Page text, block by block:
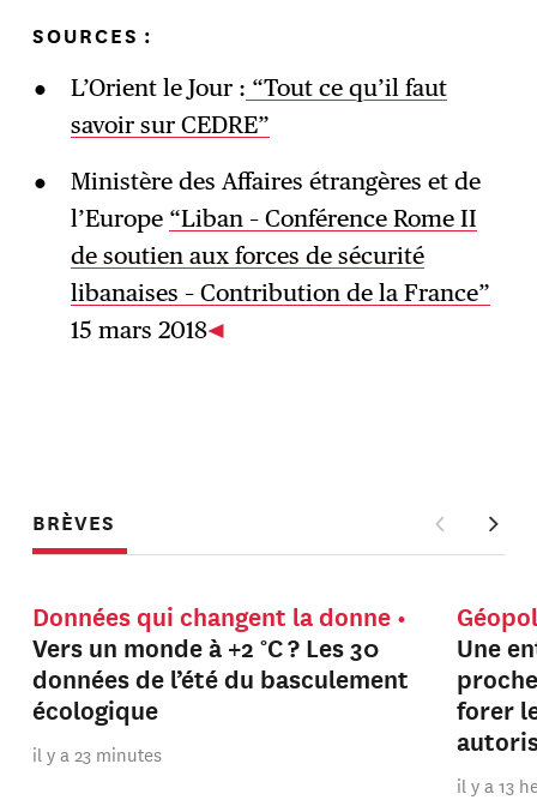
SOURCES :
L’Orient le Jour : “Tout ce qu’il faut
savoir sur CEDRE”
Ministère des Affaires étrangères et de
l’Europe “Liban – Conférence Rome II
de soutien aux forces de sécurité
libanaises – Contribution de la France”
15 mars 2018
BRÈVES
Données qui changent la donne
Vers un monde à +2 °C ? Les 30
données de l’été du basculement
écologique
il y a 23 minutes
Une
forer
il y a 13